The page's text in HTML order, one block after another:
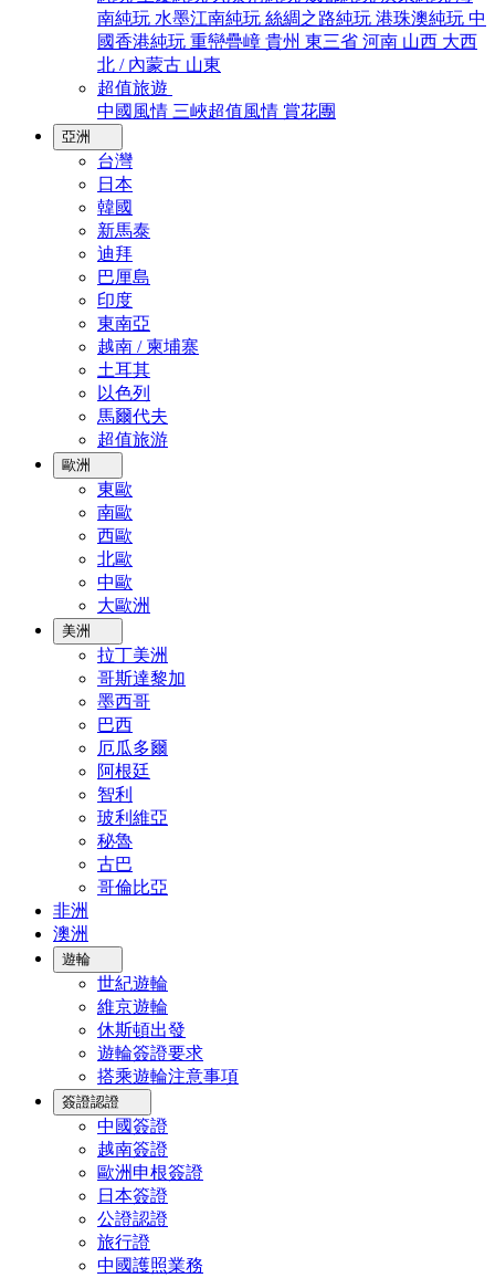
南純玩 水墨江南純玩 絲綢之路純玩 港珠澳純玩 中
國香港純玩 重巒疊嶂 貴州 東三省 河南 山西 大西
北 / 內蒙古 山東
超值旅遊
中國風情 三峽超值風情 賞花團
亞洲
台灣
日本
韓國
新馬泰
迪拜
巴厘島
印度
東南亞
越南 / 柬埔寨
土耳其
以色列
馬爾代夫
超值旅游
歐洲
東歐
南歐
西歐
北歐
中歐
大歐洲
美洲
拉丁美洲
哥斯達黎加
墨西哥
巴西
厄瓜多爾
阿根廷
智利
玻利維亞
秘魯
古巴
哥倫比亞
非洲
澳洲
遊輪
世紀遊輪
維京遊輪
休斯頓出發
遊輪簽證要求
搭乘遊輪注意事項
簽證認證
中國簽證
越南簽證
歐洲申根簽證
日本簽證
公證認證
旅行證
中國護照業務